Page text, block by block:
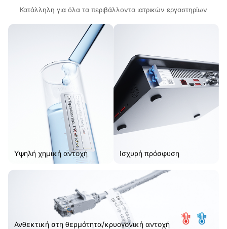
Κατάλληλη για όλα τα περιβάλλοντα ιατρικών εργαστηρίων
Υψηλή χημική αντοχή Ισχυρή πρόσφυση
Ανθεκτική στη θερμότητα/κρυογονική αντοχή